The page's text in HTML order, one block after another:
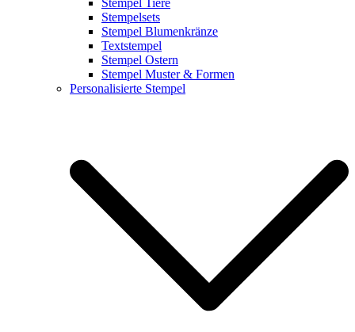
Stempel Tiere
Stempelsets
Stempel Blumenkränze
Textstempel
Stempel Ostern
Stempel Muster & Formen
Personalisierte Stempel